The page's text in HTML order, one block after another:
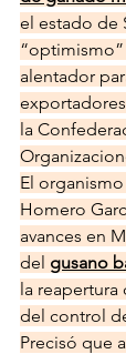
el estado de
alentador
la
El
Homero
avances en
del gusano
la
del control
Precisó que